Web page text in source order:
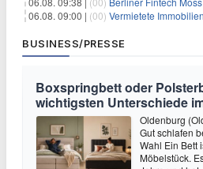
06.08. 09:00 | (00) Vermietete Immobilien als
BUSINESS/PRESSE
Boxspringbett oder
wichtigsten Unterschiede
Oldenburg
Gut schlafen
Wahl Ein Bett
Möbelstück.